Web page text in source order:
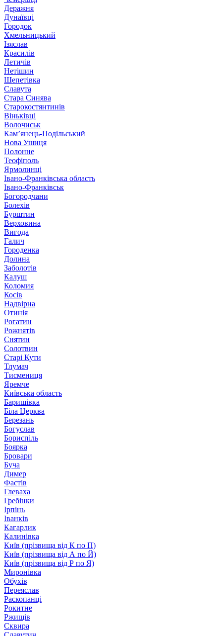
Деражня
Дунаївці
Городок
Хмельницький
Ізяслав
Красилів
Летичів
Нетішин
Шепетівка
Славута
Стара Синява
Старокостянтинів
Віньківці
Волочиськ
Кам’янець-Подільський
Нова Ушиця
Полонне
Теофіполь
Ярмолинці
Івано-Франківська область
Івано-Франківськ
Богородчани
Болехів
Бурштин
Верховина
Вигода
Галич
Городенка
Долина
Заболотів
Калуш
Коломия
Косів
Надвірна
Отинія
Рогатин
Рожнятів
Снятин
Солотвин
Старі Кути
Тлумач
Тисмениця
Яремче
Київська область
Баришівка
Біла Церква
Березань
Богуслав
Бориспіль
Боярка
Бровари
Буча
Димер
Фастів
Глеваха
Гребінки
Ірпінь
Іванків
Кагарлик
Калинівка
Київ (прізвища від К по П)
Київ (прізвища від А по Й)
Київ (прізвища від Р по Я)
Миронівка
Обухів
Переяслав
Раскопанці
Рокитне
Ржищів
Сквира